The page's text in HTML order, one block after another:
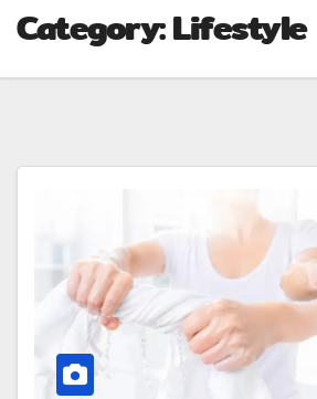
Category:Lifestyle